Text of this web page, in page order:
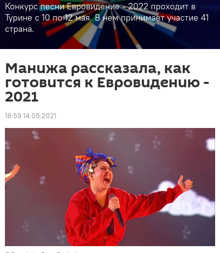
Конкурс песни Евровидение - 2022 проходит в
Турине с 10 по 12 мая. В нем принимает участие 41
страна.
Манижа рассказала, как
готовится к Евровидению -
2021
18:59 14.05.2021